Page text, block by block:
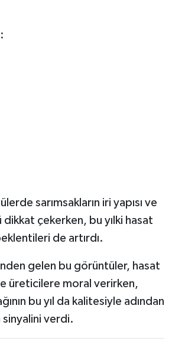
sarımsakların iri yapısı ve
dikkat çekerken, bu yılki hasat
de artırdı.
gelen bu görüntüler, hasat
üreticilere moral verirken,
bu yıl da kalitesiyle adından
verdi.